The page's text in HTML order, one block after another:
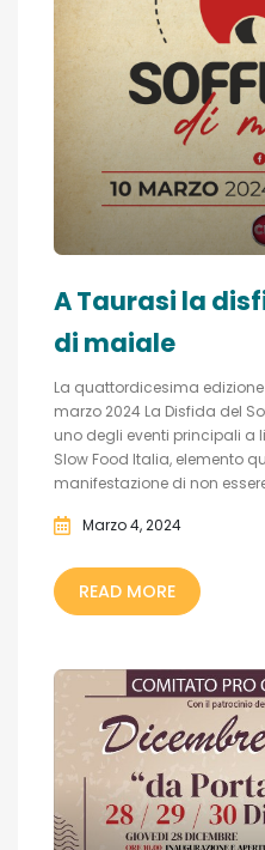
A Taurasi la
di maiale
La quattordicesima
marzo 2024 La Disfida del
uno degli eventi principali a
Slow Food Italia, elemento
manifestazione di non
Marzo 4, 2024
READ MORE